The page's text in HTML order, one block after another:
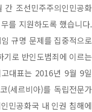
간 조선민주주의인민공화
를 지원하도록 했습니다.
규명 문제를 집중적으로
로 반인도범죄에 이르는
대표는 2016년 9월 9일
(세르비아)를 독립전문가
민공화국 내 인권 침해에